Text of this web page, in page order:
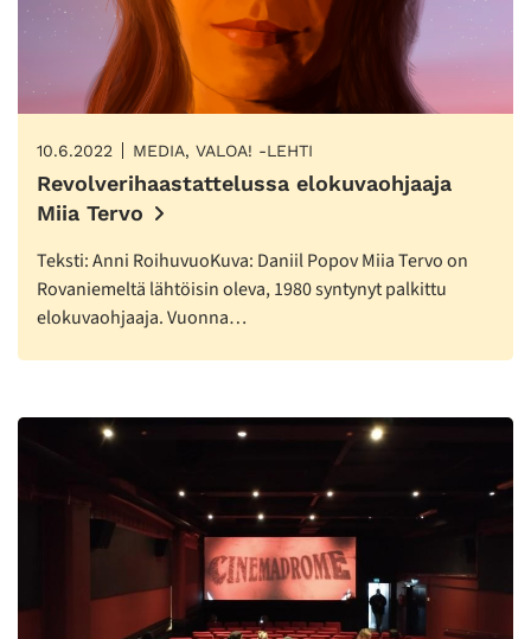
10.6.2022 MEDIA, VALOA! -LEHTI
Revolverihaastattelussa elokuvaohjaaja
Miia Tervo
Teksti: Anni RoihuvuoKuva: Daniil Popov Miia Tervo on
Rovaniemeltä lähtöisin oleva, 1980 syntynyt palkittu
elokuvaohjaaja. Vuonna…